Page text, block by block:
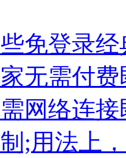
免登录
无需付
网络连
;用法上